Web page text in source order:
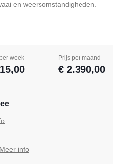
en weersomstandigheden.
week Prijs per maand
€ 2.390,00
Meer info